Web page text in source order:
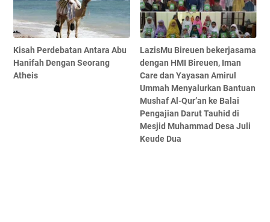
Kisah Perdebatan Antara Abu
Hanifah Dengan Seorang
Atheis
LazisMu Bireuen bekerjasama
dengan HMI Bireuen, Iman
Care dan Yayasan Amirul
Ummah Menyalurkan Bantuan
Mushaf Al-Qur’an ke Balai
Pengajian Darut Tauhid di
Mesjid Muhammad Desa Juli
Keude Dua